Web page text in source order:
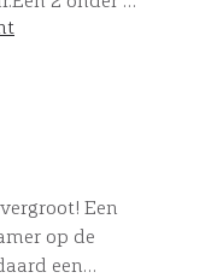
eettafel.
van een
Een
op de
een